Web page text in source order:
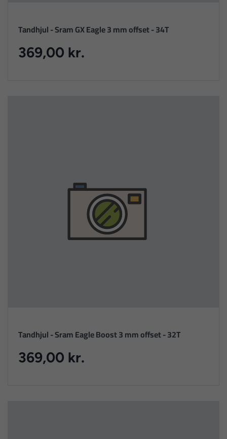
Tandhjul - Sram GX Eagle 3 mm offset - 34T
369,00 kr.
Tandhjul - Sram Eagle Boost 3 mm offset - 32T
369,00 kr.